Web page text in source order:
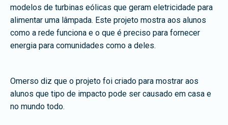
modelos de turbinas eólicas que geram eletricidade para
alimentar uma lâmpada. Este projeto mostra aos alunos
como a rede funciona e o que é preciso para fornecer
energia para comunidades como a deles.
Omerso diz que o projeto foi criado para mostrar aos
alunos que tipo de impacto pode ser causado em casa e
no mundo todo.